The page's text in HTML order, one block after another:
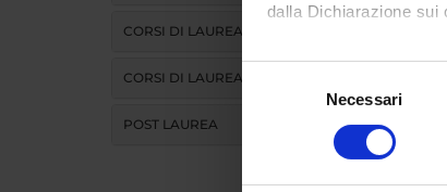
dalla Dichiarazione sui
Con il tuo consenso,
raccogliere
digitali).
Necessari
CORSI DI LAUREA
CORSI DI LAUREA MAGISTRALE
POST LAUREA